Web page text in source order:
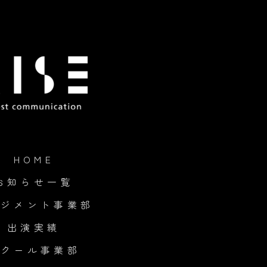
HOME
知らせ一覧
メント事業部
出演実績
ール事業部